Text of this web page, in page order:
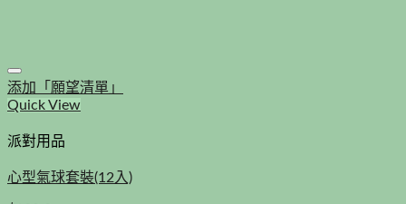
添加「願望清單」
Quick View
派對用品
心型氣球套裝(12入)